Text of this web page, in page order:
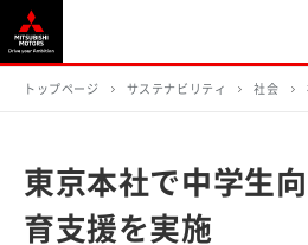
トップページ サステナビリティ 社会
東京本社で中学生
育支援を実施